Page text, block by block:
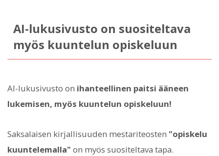
AI-lukusivusto on suositeltava
myös kuuntelun opiskeluun
AI-lukusivusto on ihanteellinen paitsi ääneen
lukemisen, myös kuuntelun opiskeluun!
Saksalaisen kirjallisuuden mestariteosten "opiskelu
kuuntelemalla" on myös suositeltava tapa.